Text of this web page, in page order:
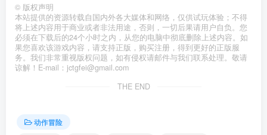
© 版权声明
本站提供的资源转载自国内外各大媒体和网络，仅供试玩体验；不得
将上述内容用于商业或者非法用途，否则，一切后果请用户自负。您
必须在下载后的24个小时之内，从您的电脑中彻底删除上述内容。如
果您喜欢该游戏内容，请支持正版，购买注册，得到更好的正版服
务。我们非常重视版权问题，如有侵权请邮件与我们联系处理。敬请
谅解！E-mail：jctgfei@gmail.com
THE END
动作冒险